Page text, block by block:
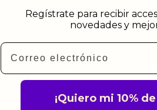
Regístrate para recibir
novedades y
Email
¡Quiero mi 10%